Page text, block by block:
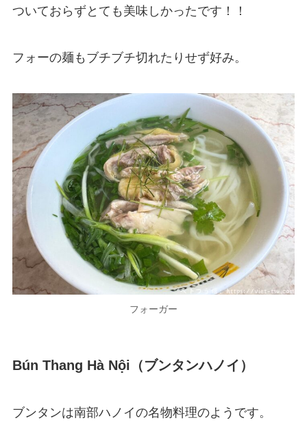
ついておらずとても美味しかったです！！
フォーの麺もブチブチ切れたりせず好み。
フォーガー
Bún Thang Hà Nội（ブンタンハノイ）
ブンタンは南部ハノイの名物料理のようです。